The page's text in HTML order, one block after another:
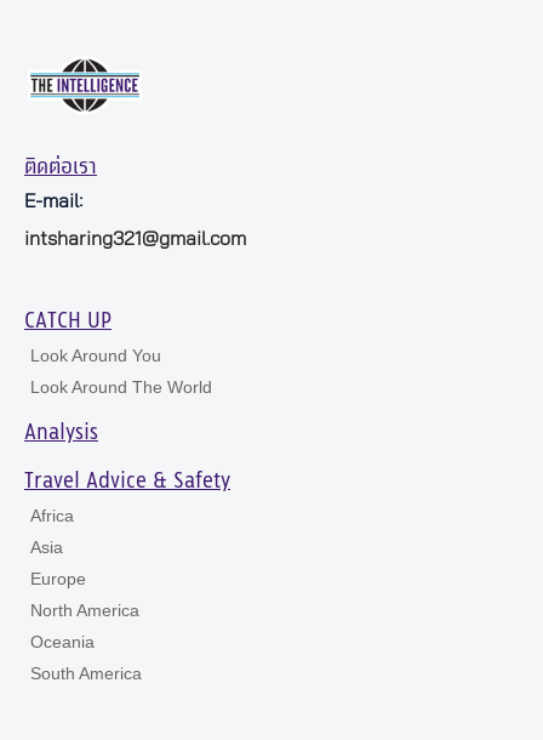
ติดต่อเรา
E-mail:
intsharing321@gmail.com
CATCH UP
Look Around You
Look Around The World
Analysis
Travel Advice & Safety
Africa
Asia
Europe
North America
Oceania
South America